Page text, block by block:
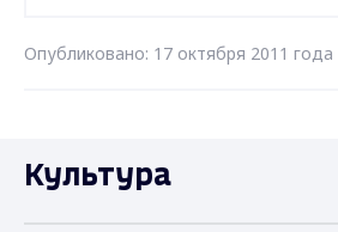
Опубликовано: 17 октября 2011 года
Культура